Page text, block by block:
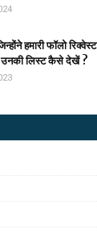
हमारी फॉलो रिक्वेस्ट
उनकी लिस्ट कैसे देखें ?